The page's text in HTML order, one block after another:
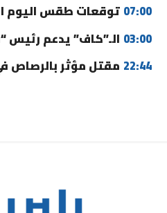
07:00 توقعات طقس اليوم
03:00 الـ”كاف” يدعم رئيس
22:44 مقتل مؤثر بالرصاص